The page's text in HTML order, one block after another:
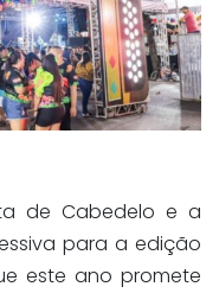
de Cabedelo e a
para a edição
este ano promete